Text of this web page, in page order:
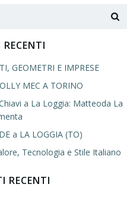
GEOMETRI E IMPRESE
MEC A TORINO
a La Loggia: Matteoda La
a LA LOGGIA (TO)
Tecnologia e Stile Italiano
RECENTI